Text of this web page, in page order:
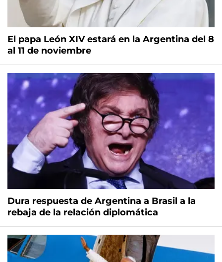
El papa León XIV estará en la Argentina del 8
al 11 de noviembre
Dura respuesta de Argentina a Brasil a la
rebaja de la relación diplomática